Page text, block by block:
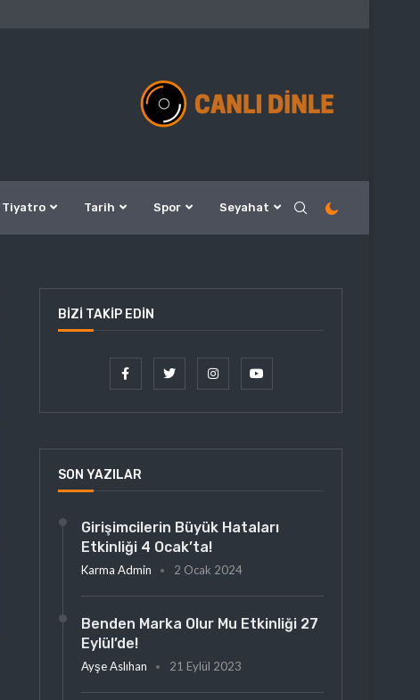
Tiyatro Tarih Spor Seyahat
BIZI TAKIP EDIN
SON YAZILAR
Girişimcilerin Büyük Hataları
Etkinliği 4 Ocak’ta!
Karma Admin 2 Ocak 2024
Benden Marka Olur Mu Etkinliği 27
Eylül’de!
Ayşe Aslıhan 21 Eylül 2023